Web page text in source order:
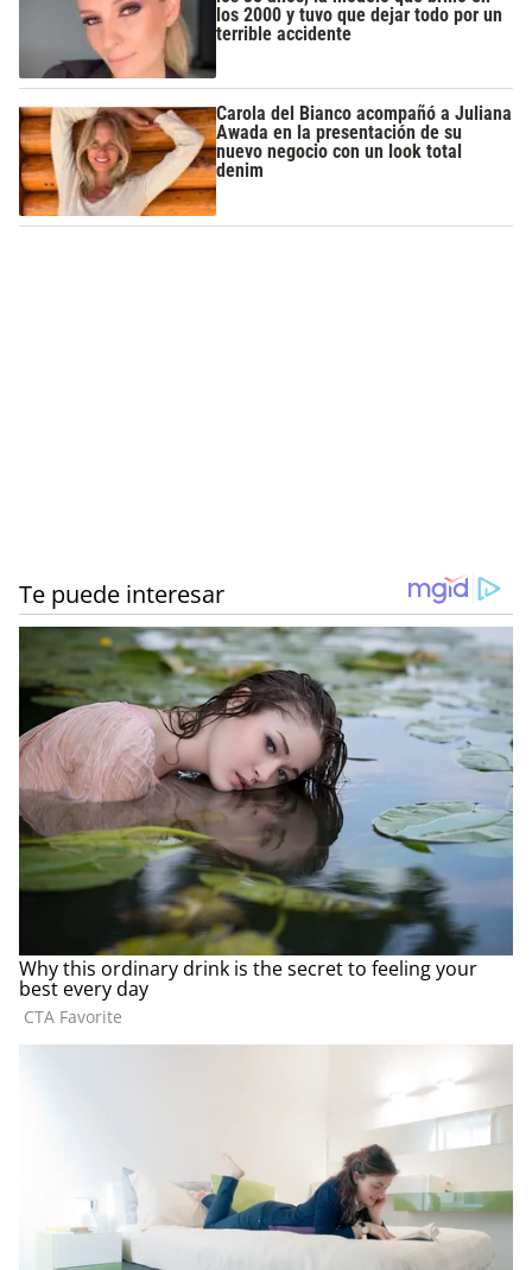
los 2000 y tuvo que dejar todo por un
terrible accidente
Carola del Bianco acompañó a Juliana
Awada en la presentación de su
nuevo negocio con un look total
denim